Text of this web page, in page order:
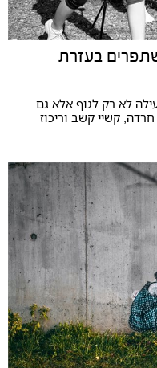
בעזרת
לא רק לגוף אלא גם
קשיי קשב וריכוז